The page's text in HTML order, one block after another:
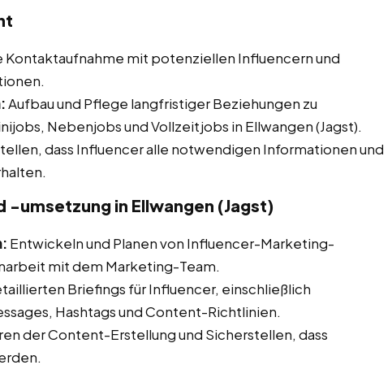
Kontaktaufnahme mit potenziellen Influencern und
Aufbau und Pflege langfristiger Beziehungen zu
Nebenjobs und Vollzeitjobs in Ellwangen (Jagst).
dass Influencer alle notwendigen Informationen und
-umsetzung in Ellwangen (Jagst)
Entwickeln und Planen von Influencer-Marketing-
mit dem Marketing-Team.
Briefings für Influencer, einschließlich
Hashtags und Content-Richtlinien.
der Content-Erstellung und Sicherstellen, dass